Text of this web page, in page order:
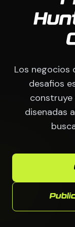
Los negocios
desafios
construye
disenadas